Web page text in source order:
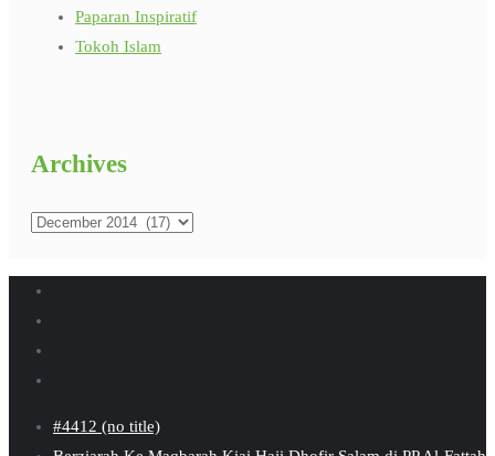
Paparan Inspiratif
Tokoh Islam
Archives
Archives
#4412 (no title)